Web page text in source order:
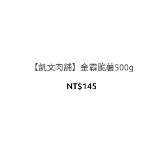
【凱文肉舖】金霸脆薯500g
NT$145